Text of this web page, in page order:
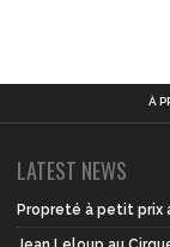
À
LATEST NEWS
Propreté à petit prix